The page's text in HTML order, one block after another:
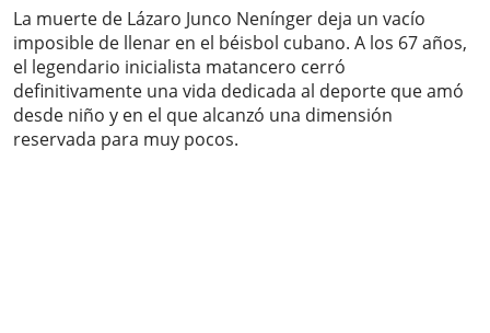
La muerte de Lázaro Junco Nenínger deja un vacío
imposible de llenar en el béisbol cubano. A los 67 años,
el legendario inicialista matancero cerró
definitivamente una vida dedicada al deporte que amó
desde niño y en el que alcanzó una dimensión
reservada para muy pocos.